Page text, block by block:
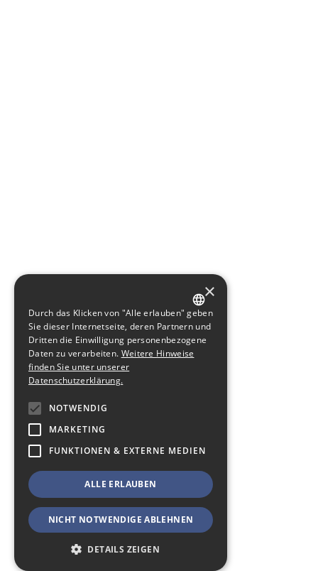
GERMAN
ENGLISH
×
Durch das Klicken von "Alle erlauben" geben
Sie dieser Internetseite, deren Partnern und
Dritten die Einwilligung personenbezogene
Daten zu verarbeiten. Weitere Hinweise
finden Sie unter unserer
Datenschutzerklärung.
NOTWENDIG
MARKETING
FUNKTIONEN & EXTERNE MEDIEN
ALLE ERLAUBEN
NICHT NOTWENDIGE ABLEHNEN
DETAILS ZEIGEN